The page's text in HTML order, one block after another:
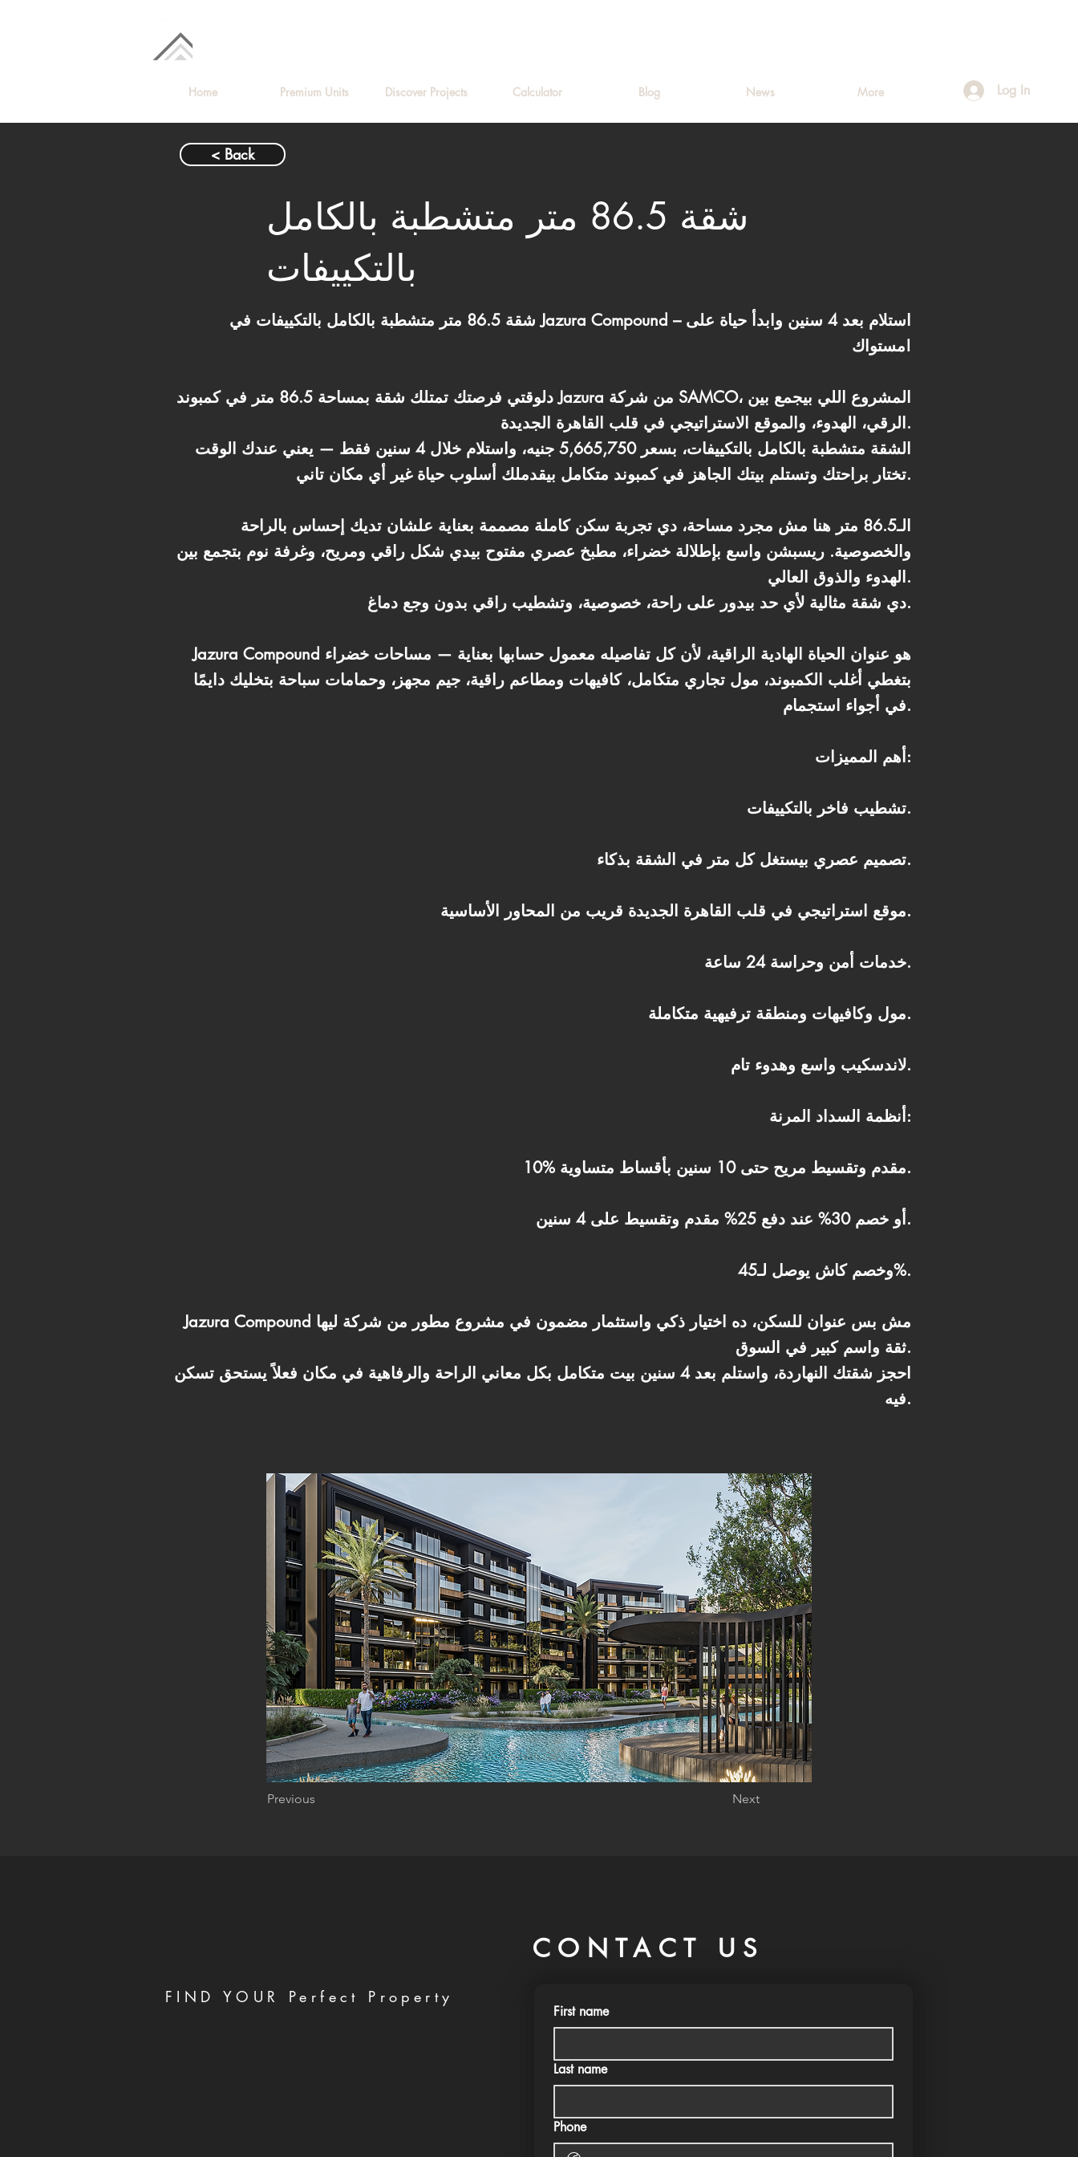
Home Premium Units Discover Projects Calculator Blog News More Log In
< Back
شقة 86.5 متر متشطبة بالكامل
بالتكييفات
شقة 86.5 متر متشطبة بالكامل بالتكييفات في Jazura Compound – استلام بعد 4 سنين وابدأ حياة على
مستواك!
دلوقتي فرصتك تمتلك شقة بمساحة 86.5 متر في كمبوند Jazura من شركة SAMCO، المشروع اللي بيجمع بين
الرقي، الهدوء، والموقع الاستراتيجي في قلب القاهرة الجديدة.
الشقة متشطبة بالكامل بالتكييفات، بسعر 5,665,750 جنيه، واستلام خلال 4 سنين فقط — يعني عندك الوقت
تختار براحتك وتستلم بيتك الجاهز في كمبوند متكامل بيقدملك أسلوب حياة غير أي مكان تاني.
الـ86.5 متر هنا مش مجرد مساحة، دي تجربة سكن كاملة مصممة بعناية علشان تديك إحساس بالراحة
والخصوصية. ريسبشن واسع بإطلالة خضراء، مطبخ عصري مفتوح بيدي شكل راقي ومريح، وغرفة نوم بتجمع بين
الهدوء والذوق العالي.
دي شقة مثالية لأي حد بيدور على راحة، خصوصية، وتشطيب راقي بدون وجع دماغ.
Jazura Compound هو عنوان الحياة الهادية الراقية، لأن كل تفاصيله معمول حسابها بعناية — مساحات خضراء
بتغطي أغلب الكمبوند، مول تجاري متكامل، كافيهات ومطاعم راقية، جيم مجهز، وحمامات سباحة بتخليك دايمًا
في أجواء استجمام.
أهم المميزات:
تشطيب فاخر بالتكييفات.
تصميم عصري بيستغل كل متر في الشقة بذكاء.
موقع استراتيجي في قلب القاهرة الجديدة قريب من المحاور الأساسية.
خدمات أمن وحراسة 24 ساعة.
مول وكافيهات ومنطقة ترفيهية متكاملة.
لاندسكيب واسع وهدوء تام.
أنظمة السداد المرنة:
10% مقدم وتقسيط مريح حتى 10 سنين بأقساط متساوية.
أو خصم 30% عند دفع 25% مقدم وتقسيط على 4 سنين.
وخصم كاش يوصل لـ45%.
Jazura Compound مش بس عنوان للسكن، ده اختيار ذكي واستثمار مضمون في مشروع مطور من شركة ليها
ثقة واسم كبير في السوق.
احجز شقتك النهاردة، واستلم بعد 4 سنين بيت متكامل بكل معاني الراحة والرفاهية في مكان فعلاً يستحق تسكن
فيه.
Previous Next
CONTACT US
FIND YOUR Perfect Property
First name
Last name
Phone